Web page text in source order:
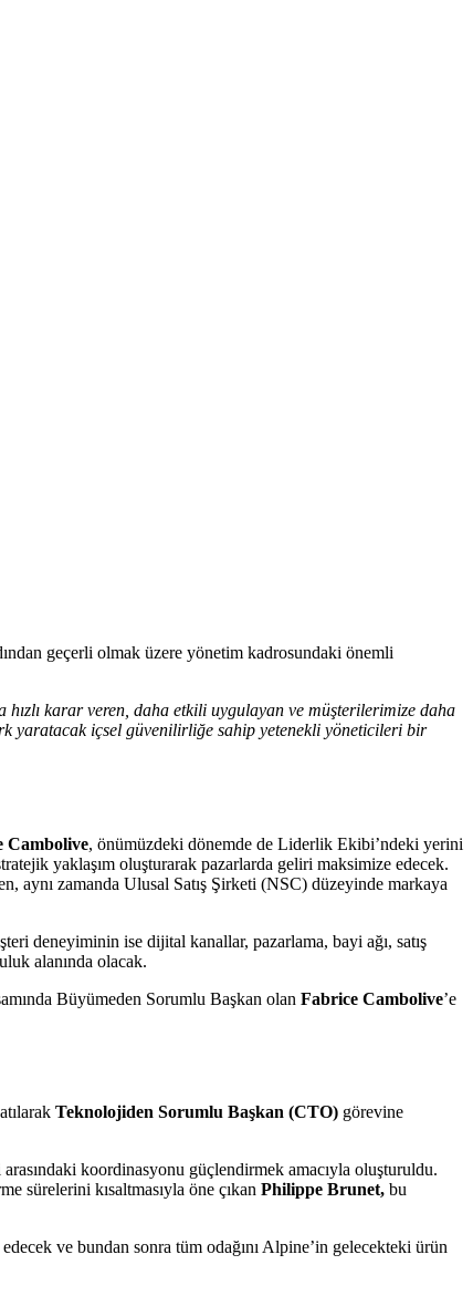
geçerli olmak üzere yönetim kadrosundaki önemli
hızlı karar veren, daha etkili uygulayan ve müşterilerimize daha
yaratacak içsel güvenilirliğe sahip yetenekli yöneticileri bir
Cambolive, önümüzdeki dönemde de Liderlik Ekibi’ndeki yerini
yaklaşım oluşturarak pazarlarda geliri maksimize edecek.
aynı zamanda Ulusal Satış Şirketi (NSC) düzeyinde markaya
deneyiminin ise dijital kanallar, pazarlama, bayi ağı, satış
alanında olacak.
Büyümeden Sorumlu Başkan olan Fabrice Cambolive’e
Teknolojiden Sorumlu Başkan (CTO) görevine
koordinasyonu güçlendirmek amacıyla oluşturuldu.
sürelerini kısaltmasıyla öne çıkan Philippe Brunet, bu
ve bundan sonra tüm odağını Alpine’in gelecekteki ürün